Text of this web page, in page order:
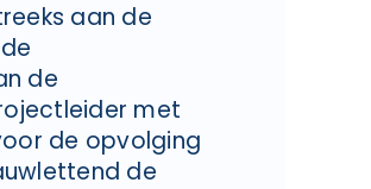
aan de
de
met
de opvolging
de